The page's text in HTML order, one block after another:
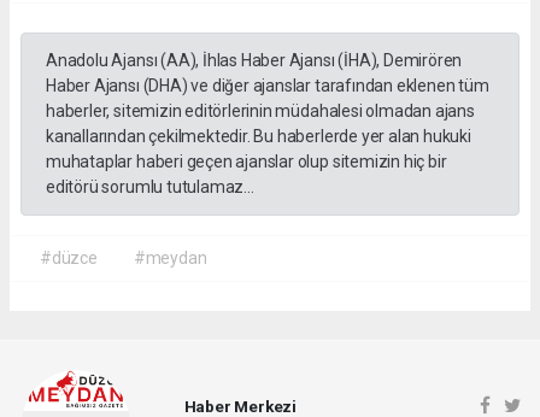
Anadolu Ajansı (AA), İhlas Haber Ajansı (İHA), Demirören
Haber Ajansı (DHA) ve diğer ajanslar tarafından eklenen tüm
haberler, sitemizin editörlerinin müdahalesi olmadan ajans
kanallarından çekilmektedir. Bu haberlerde yer alan hukuki
muhataplar haberi geçen ajanslar olup sitemizin hiç bir
editörü sorumlu tutulamaz...
#düzce #meydan
Haber Merkezi